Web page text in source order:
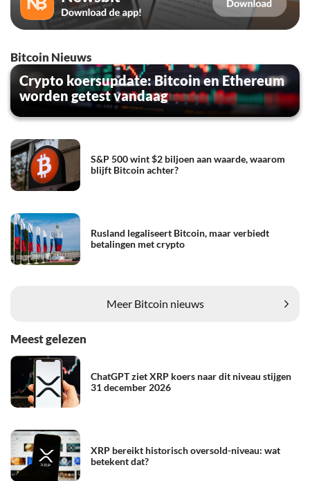
Bitcoin Nieuws
Crypto koersupdate: Bitcoin en Ethereum
worden getest vandaag
S&P 500 wint $2 biljoen aan waarde, waarom
blijft Bitcoin achter?
Rusland legaliseert Bitcoin, maar verbiedt
betalingen met crypto
Meer Bitcoin nieuws
Meest gelezen
ChatGPT ziet XRP koers naar dit niveau stijgen
31 december 2026
XRP bereikt historisch oversold-niveau: wat
betekent dat?